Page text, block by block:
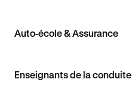
Auto-école & Assurance
Enseignants de la conduite